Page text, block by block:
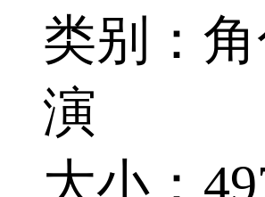
类别：
演
大小：